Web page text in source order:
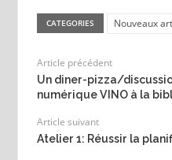
CATEGORIES Nouveaux
Article précédent
Un diner-pizza/
numérique VINO à la
Article suivant
Atelier 1: Réussir la